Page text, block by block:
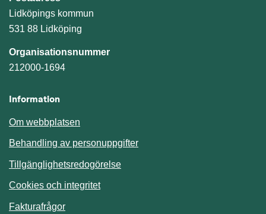
Lidköpings kommun
531 88 Lidköping
Organisationsnummer
212000-1694
Information
Om webbplatsen
Behandling av personuppgifter
Tillgänglighetsredogörelse
Cookies och integritet
Fakturafrågor